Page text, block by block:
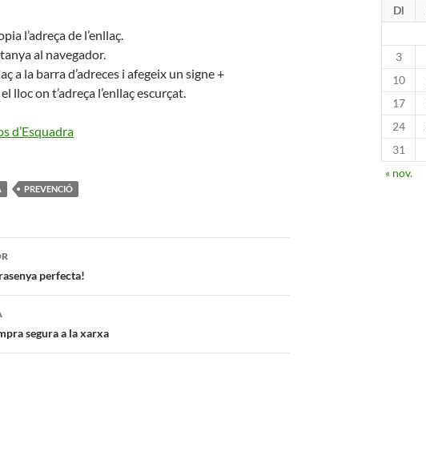
l’adreça de l’enllaç.
al navegador.
a la barra d’adreces i afegeix un signe +
lloc on t’adreça l’enllaç escurçat.
d’Esquadra
PREVENCIÓ
perfecta!
segura a la xarxa
Dl
3
10
17
24
31
« nov.